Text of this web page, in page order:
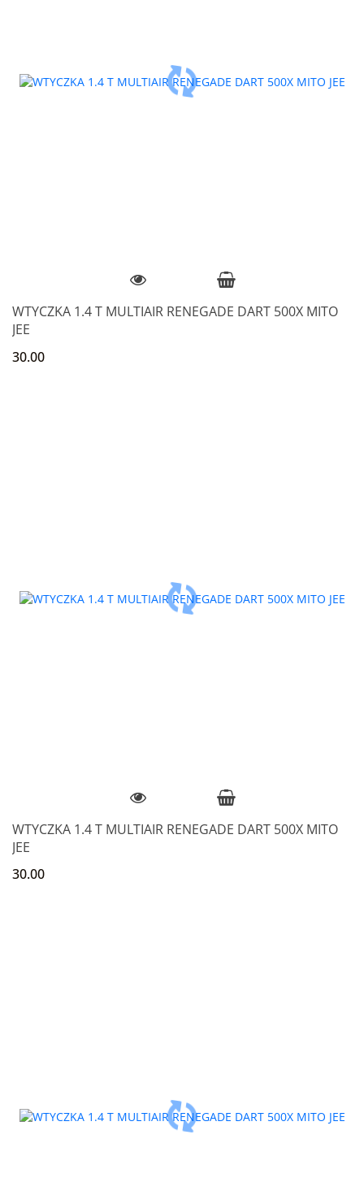
WTYCZKA 1.4 T MULTIAIR RENEGADE DART 500X MITO
JEE
30.00
WTYCZKA 1.4 T MULTIAIR RENEGADE DART 500X MITO
JEE
30.00